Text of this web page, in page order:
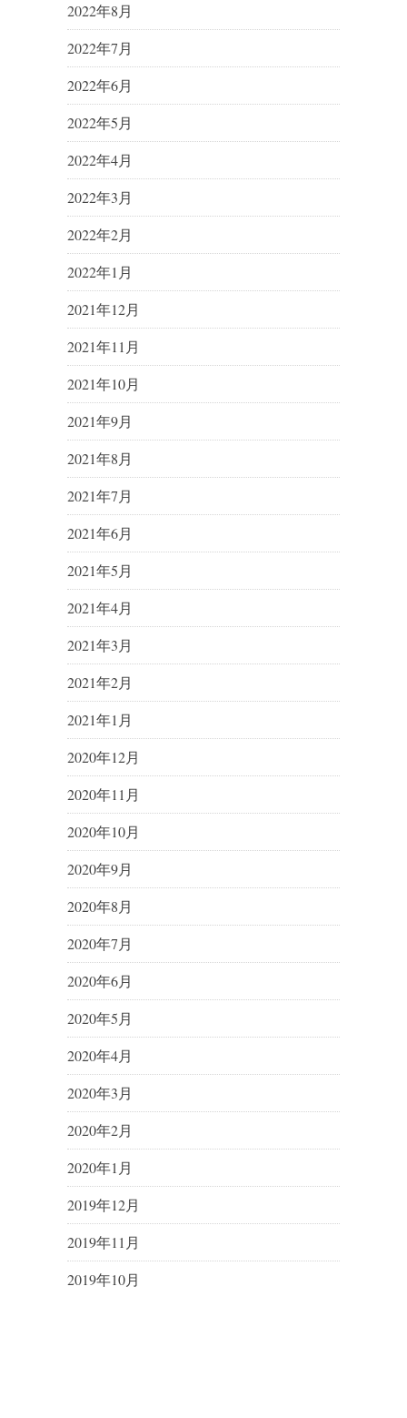
2022年8月
2022年7月
2022年6月
2022年5月
2022年4月
2022年3月
2022年2月
2022年1月
2021年12月
2021年11月
2021年10月
2021年9月
2021年8月
2021年7月
2021年6月
2021年5月
2021年4月
2021年3月
2021年2月
2021年1月
2020年12月
2020年11月
2020年10月
2020年9月
2020年8月
2020年7月
2020年6月
2020年5月
2020年4月
2020年3月
2020年2月
2020年1月
2019年12月
2019年11月
2019年10月